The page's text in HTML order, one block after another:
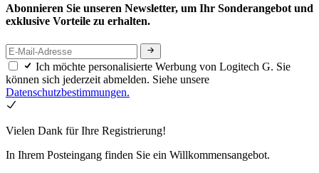
Abonnieren Sie unseren Newsletter, um Ihr Sonderangebot und
exklusive Vorteile zu erhalten.
Ich möchte personalisierte Werbung von Logitech G. Sie
können sich jederzeit abmelden. Siehe unsere
Datenschutzbestimmungen.
Vielen Dank für Ihre Registrierung!
In Ihrem Posteingang finden Sie ein Willkommensangebot.